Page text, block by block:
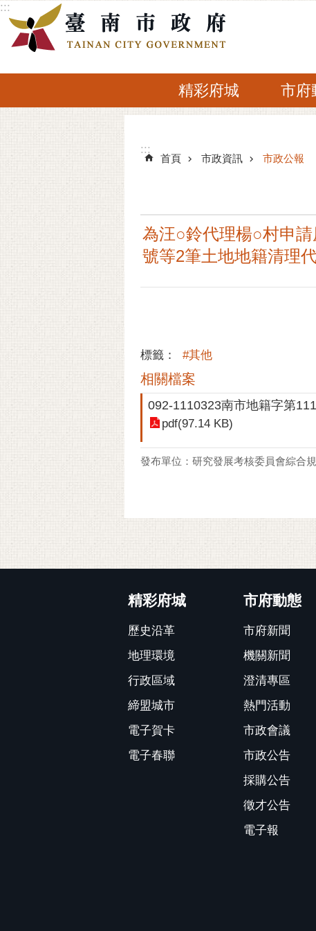
跳到主要內容區塊
:::
精彩府城 市府
:::
:::
首頁 市政資訊 市政公報
為汪○鈴代理楊○村申
號等2筆土地地籍清理
標籤： #其他
相關檔案
092-1110323南市地籍字第
pdf(97.14 KB)
發布單位：研究發展考核委員會綜合
精彩府城
歷史沿革
地理環境
行政區域
締盟城市
電子賀卡
電子春聯
市府動態
市府新聞
機關新聞
澄清專區
熱門活動
市政會議
市政公告
採購公告
徵才公告
電子報